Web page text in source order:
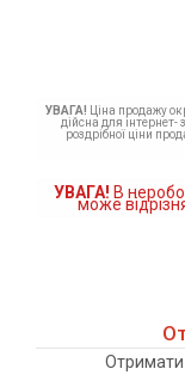
УВАГА! Ціна продажу
дійсна для інтернет-
роздрібної ціни
УВАГА! В
може
Отримати